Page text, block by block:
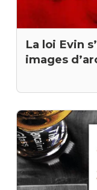
La loi Evin
images